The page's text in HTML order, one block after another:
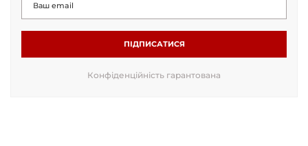
ПІДПИСАТИСЯ
Конфіденційність гарантована